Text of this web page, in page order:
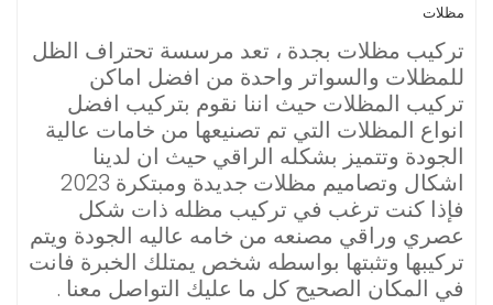
مظلات
تركيب مظلات بجدة ، تعد مرسسة تحتراف الظل
للمظلات والسواتر واحدة من افضل اماكن
تركيب المظلات حيث اننا نقوم بتركيب افضل
انواع المظلات التي تم تصنيعها من خامات عالية
الجودة وتتميز بشكله الراقي حيث ان لدينا
اشكال وتصاميم مظلات جديدة ومبتكرة 2023
فإذا كنت ترغب في تركيب مظله ذات شكل
عصري وراقي مصنعه من خامه عاليه الجودة ويتم
تركيبها وتثبتها بواسطه شخص يمتلك الخبرة فانت
في المكان الصحيح كل ما عليك التواصل معنا .